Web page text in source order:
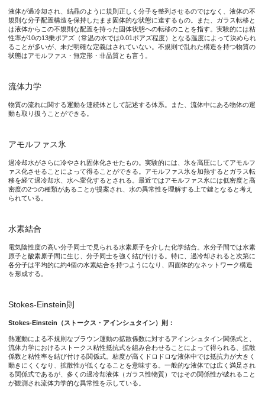
図2 過冷却水において、水素結合していた2つの水分子（紅白
研究の背景
最も身近な物質である水は他の液体性物質と異なり多くの不可
本研究では、分子動力学法と呼ばれるコンピュータシミュレー
その結果、過冷却されると水素結合ネットワークが柔らかな部
過冷却水の性質を解明することは、「純水を冷やすとガラスに
さらに、過冷却水は生命の活動とも密接に関係しています。例
特記事項
本研究成果は、2017年8月19日（土）午前4時（日本時間）に米
タイトル：“Identifying time scales for violation/preservation
液体が過冷却され、結晶のように規則正しく分子を整列させるのではなく、液体の不
規則な分子配置構造を保持したまま固体的な状態に達するもの。また、ガラス転移と
は液体からこの不規則な配置を持った固体状態への転移のことを指す。実験的には粘
性率が10の13乗ポアズ（常温の水では0.01ポアズ程度）となる温度によって決められ
ることが多いが、未だ明確な定義はされていない。不規則で乱れた構造を持つ物質の
状態はアモルファス・無定形・非晶質とも言う。
流体力学
物質の流れに関する運動を連続体として記述する体系。また、流体中にある物体の運
動も取り扱うことができる。
アモルファス氷
過冷却水がさらに冷やされ固体化させたもの。実験的には、氷を高圧にしてアモルフ
ァス化させることによって得ることができる。アモルファス氷を加熱するとガラス転
移を経て過冷却水、水へ変化するとされる。最近ではアモルファス氷には低密度と高
密度の2つの種類があることが提案され、水の異常性を理解する上で鍵となると考え
られている。
水素結合
電気陰性度の高い分子同士で見られる水素原子を介した化学結合。水分子間では水素
原子と酸素原子間に生じ、分子同士を強く結び付ける。特に、過冷却されると次第に
各分子は平均的に約4個の水素結合を持つようになり、四面体的なネットワーク構造
を形成する。
Stokes-Einstein則
Stokes-Einstein（ストークス・アインシュタイン）則：
熱運動による不規則なブラウン運動の拡散係数に対するアインシュタイン関係式と、
流体力学におけるストークス粘性抵抗式を組み合わせることによって得られる、拡散
係数と粘性率を結び付ける関係式。粘度が高くドロドロな液体中では抵抗力が大きく
動きにくくなり、拡散性が低くなることを意味する。一般的な液体では広く満足され
る関係式であるが、多くの過冷却液体（ガラス性物質）ではその関係性が破れること
が観測され流体力学的な異常性を示している。